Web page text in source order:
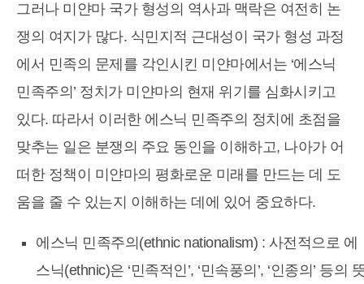
그러나 미얀마 국가 형성의 역사과 맥락은 여전히 논
쟁의 여지가 많다. 식민지적 근대성이 국가 형성 과정
에서 민족의 문제를 각인시킨 미얀마에서는 ‘에스닉
민족주의’ 정치가 미얀마의 현재 위기를 심화시키고
있다. 따라서 이러한 에스닉 민족주의 정치에 초점을
맞추는 일은 분쟁의 주요 동인을 이해하고, 나아가 어
떠한 정책이 미얀마의 평화로운 미래를 만드는 데 도
움을 줄 수 있는지 이해하는 데에 있어 중요하다.
에스닉 민족주의(ethnic nationalism) : 사전적으로 에
스닉(ethnic)은 ‘민족적인’, ‘민속풍의’, ‘인종의’ 등의